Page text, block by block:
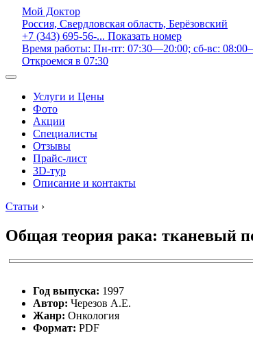
Мой Доктор
Россия, Свердловская область, Берёзовский
+7 (343) 695-56-... Показать номер
Время работы: Пн-пт: 07:30—20:00; сб-вс:
Откроемся в 07:30
Услуги и Цены
Фото
Акции
Специалисты
Отзывы
Прайс-лист
3D-тур
Описание и контакты
Статьи ›
Общая теория рака: тканевый
Год выпуска: 1997
Автор: Черезов А.Е.
Жанр: Онкология
Формат: PDF